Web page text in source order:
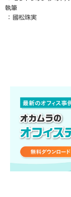
執筆
國松珠実